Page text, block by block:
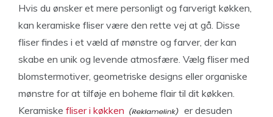
Hvis du ønsker et mere personligt og farverigt køkken,
kan keramiske fliser være den rette vej at gå. Disse
fliser findes i et væld af mønstre og farver, der kan
skabe en unik og levende atmosfære. Vælg fliser med
blomstermotiver, geometriske designs eller organiske
mønstre for at tilføje en boheme flair til dit køkken.
Keramiske fliser i køkken
er desuden